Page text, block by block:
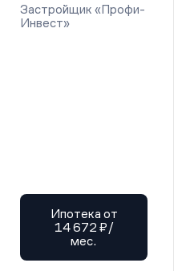
Застройщик «Профи-
Инвест»
Ипотека от
14 672 ₽/
мес.